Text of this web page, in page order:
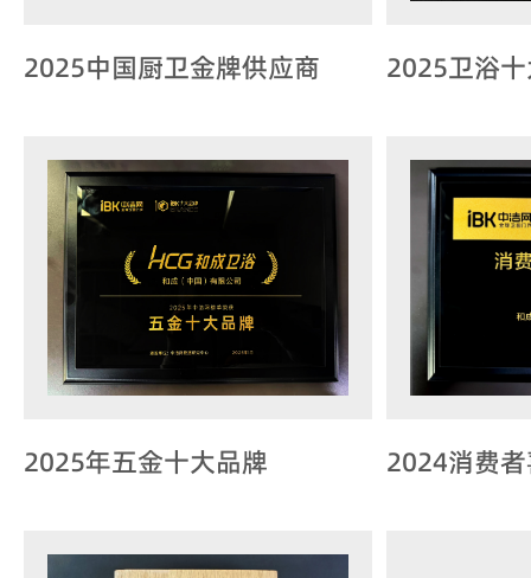
2025中国厨卫金牌供应商 2025卫浴
2025年五金十大品牌 2024消费